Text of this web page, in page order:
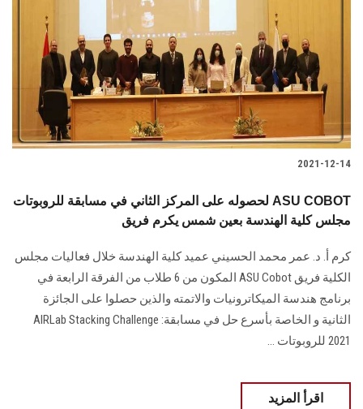
2021-12-14
لحصوله على المركز الثاني في مسابقة للروبوتات ASU COBOT
مجلس كلية الهندسة بعين شمس يكرم فريق
كرم أ. د. عمر محمد الحسيني عميد كلية الهندسة خلال فعاليات مجلس
الكلية فريق ASU Cobot المكون من 6 طلاب من الفرقة الرابعة في
برنامج هندسة الميكاترونيات والاتمته والذين حصلوا على الجائزة
الثانية و الخاصة بأسرع حل في مسابقة: AIRLab Stacking Challenge
2021 للروبوتات ...
اقرأ المزيد